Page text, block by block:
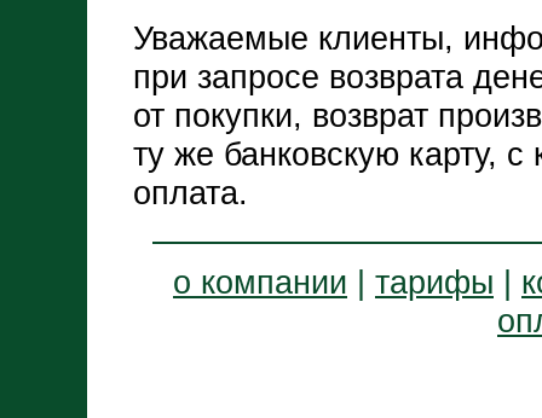
Уважаемые клиенты,
при запросе возврата
от покупки, возврат
ту же банковскую карту,
оплата.
о компании | тарифы |